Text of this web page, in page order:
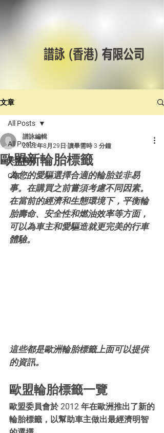
文章
All Posts
美林輪呔
CST
All Posts
歐盟新輪胎標籤
譜詠編輯
2022年8月29日 讀畢需時 3 分鐘
為您的愛驅選擇合適的輪胎並非易
事。在購買之前嘗須考慮不同因素。
在當前的經濟和生態環境下，平衡輪
胎壽命、安全性和燃油效率等方面，
可以為車主和愛驅造就更完美的行車
體驗。
這些都是歐洲輪胎標籤上面可以提供
的資訊。
歐盟輪胎標籤一覽
歐盟委員會於 2012 年在歐洲推出了新的
輪胎標籤，以幫助車主做出最經濟明智